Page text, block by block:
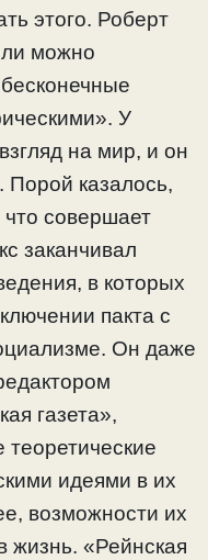
этого. Роберт
можно
У
на мир, и он
Порой казалось,
что совершает
заканчивал
в которых
пакта с
Он даже
газета»,
идеями в их
возможности их
жизнь. «Рейнская